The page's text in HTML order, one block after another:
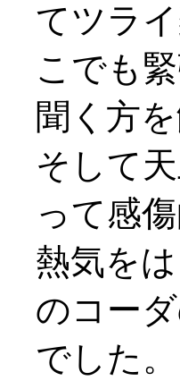
てツラ
こでも
聞く方
そして
って感
熱気を
のコー
でした。